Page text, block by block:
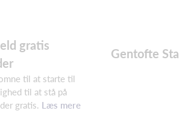
gratis
til at starte til
til at stå på
gratis. Læs mere
Gentofte